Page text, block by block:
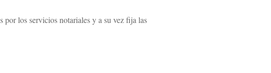
por los servicios notariales y a su vez fija las